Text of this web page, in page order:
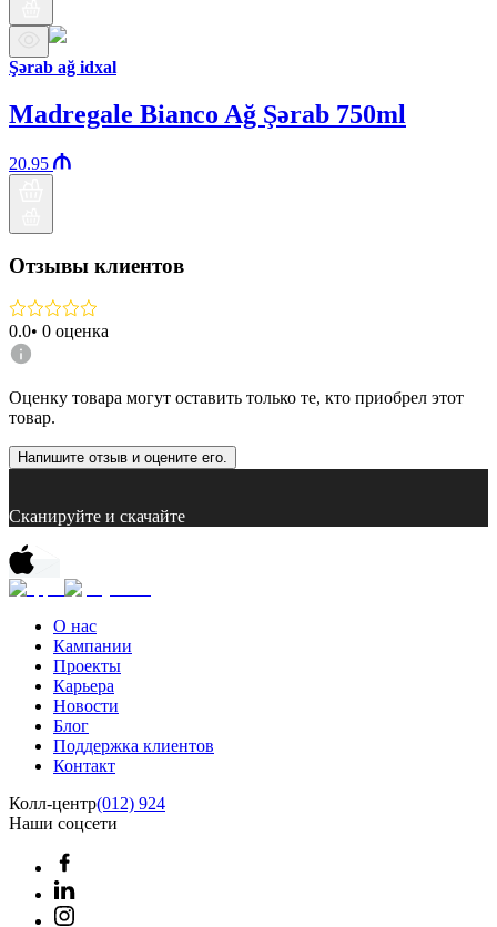
Şərab ağ idxal
Madregale Bianco Ağ Şərab 750ml
20.95
Отзывы клиентов
0.0• 0 оценка
Оценку товара могут оставить только те, кто приобрел этот
товар.
Напишите отзыв и оцените его.
Сканируйте и скачайте
О нас
Кампании
Проекты
Карьера
Новости
Блог
Поддержка клиентов
Контакт
Колл-центр(012) 924
Наши соцсети